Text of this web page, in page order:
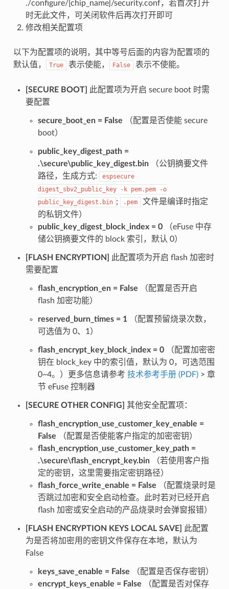
./configure/[chip_name]/security.conf，若首次打开
时无此文件，可关闭软件后再次打开即可
修改相关配置项
以下为配置项的说明，其中等号后面的内容为配置项的
默认值，
True 表示使能， False 表示不使能。
[SECURE BOOT]
此配置项为开启 secure boot 时需
要配置
secure_boot_en = False （配置是否使能 secure
boot）
public_key_digest_path =
.\secure\public_key_digest.bin（公钥摘要文件
路径，生成方式:
espsecure
digest_sbv2_public_key
-k pem.pem
-o
public_key_digest.bin ; .pem
文件是编译时指定
的私钥文件）
public_key_digest_block_index = 0（eFuse 中存
储公钥摘要文件的 block 索引，默认 0）
[FLASH ENCRYPTION]
此配置项为开启 flash 加密时
需要配置
flash_encryption_en = False （配置是否开启
flash 加密功能）
reserved_burn_times = 1（配置预留烧录次数，
可选值为 0、1）
flash_encrypt_key_block_index = 0（配置加密密
钥在 block_key 中的索引值，默认为 0，可选范围
0~4。）更多信息请参考 技术参考手册 (PDF)> 章
节 eFuse 控制器
[SECURE OTHER CONFIG] 其他安全配置项：
flash_encryption_use_customer_key_enable =
False （配置是否使能客户指定的加密密钥）
flash_encryption_use_customer_key_path =
.\secure\flash_encrypt_key.bin（若使用客户指
定的密钥，这里需要指定密钥路径）
flash_force_write_enable = False （配置烧录时是
否跳过加密和安全启动检查。此时若对已经开启
flash 加密或安全启动的产品烧录时会弹窗报错）
[FLASH ENCRYPTION KEYS LOCAL SAVE]
此配置
为是否将加密用的密钥文件保存在本地，默认为
False
keys_save_enable = False （配置是否保存密钥）
encrypt_keys_enable = False （配置是否对保存